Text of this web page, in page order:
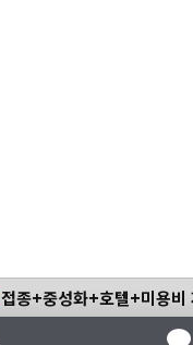
접종+중성화+호텔+미용비